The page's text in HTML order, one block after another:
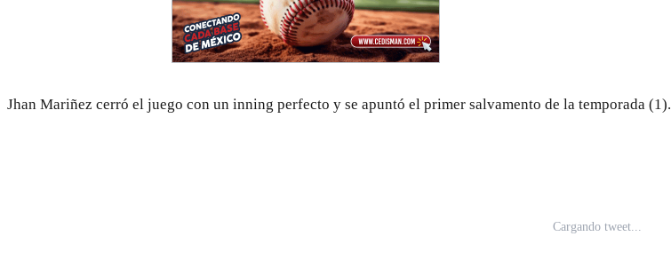
Jhan Mariñez cerró el juego con un inning perfecto y se apuntó el primer salvamento de la temporada (1).